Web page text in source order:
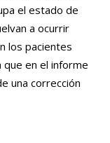
el estado de
a ocurrir
los pacientes
que en el informe
una corrección